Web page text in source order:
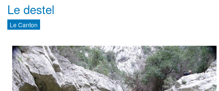
Le destel
Le Canton